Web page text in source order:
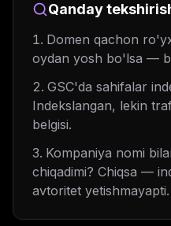
Qanday
Domen qachon
oydan yosh bo'lsa —
GSC'da sahifalar
Indekslangan, lekin
belgisi.
Kompaniya nomi
chiqadimi? Chiqsa —
avtoritet yetishmayapti.